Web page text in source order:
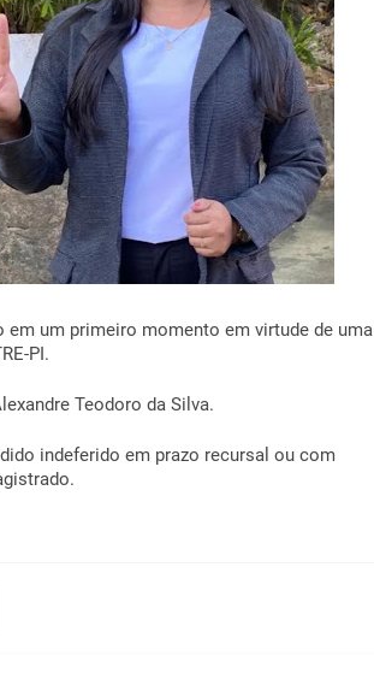
um primeiro momento em virtude de uma
PI.
Teodoro da Silva.
indeferido em prazo recursal ou com